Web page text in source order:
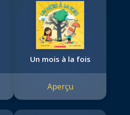
Un mois à la fois
Aperçu